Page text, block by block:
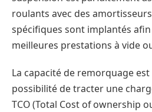
roulants avec des
spécifiques sont implantés
meilleures prestations à vide
La capacité de remorquage
possibilité de tracter une
TCO (Total Cost of ownership